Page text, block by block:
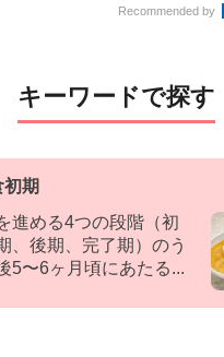
Recommended by
キーワードで探す
期
進める4つの段階（初
、後期、完了期）のう
5〜6ヶ月頃にあたる...